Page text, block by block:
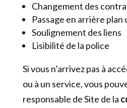
Changement des
Passage en arrière plan
Soulignement des liens
Lisibilité de la police
Si vous n’arrivez pas à
ou à un service, vous
responsable de Site de la